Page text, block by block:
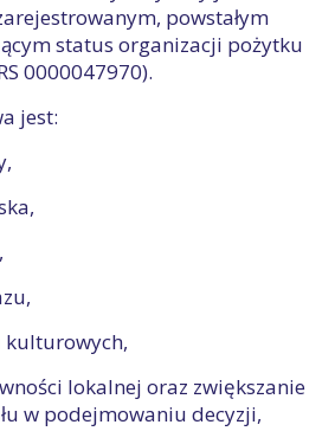
powstałym
status organizacji pożytku
0000047970).
jest:
kulturowych,
lokalnej oraz zwiększanie
w podejmowaniu decyzji,